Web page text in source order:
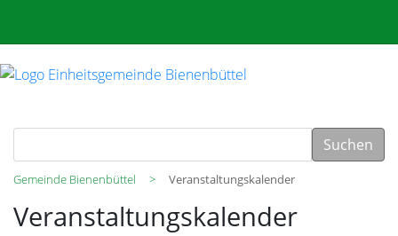
Suchen
Gemeinde Bienenbüttel Veranstaltungskalender
Veranstaltungskalender